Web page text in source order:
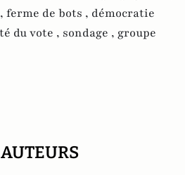
ferme de bots , démocratie
du vote , sondage , groupe